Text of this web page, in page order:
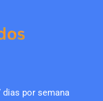
por semana